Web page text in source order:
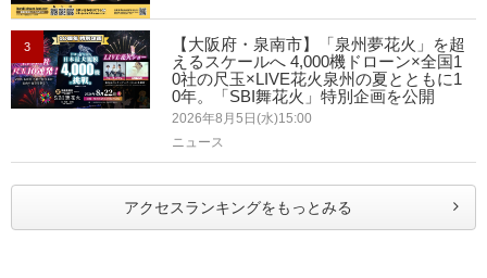
3
【大阪府・泉南市】「泉州夢花火」を超
えるスケールへ 4,000機ドローン×全国1
0社の尺玉×LIVE花火泉州の夏とともに1
0年。「SBI舞花火」特別企画を公開
2026年8月5日(水)15:00
ニュース
アクセスランキングをもっとみる